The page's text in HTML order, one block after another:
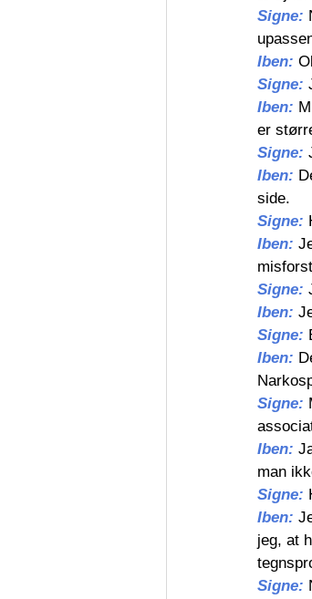
Signe:
Iben:
Signe:
Iben:
er
Signe:
Iben:
side.
Signe:
Iben:
Signe:
Iben:
Signe:
Iben:
Signe:
Iben:
man
Signe:
Iben:
jeg, at
Signe: